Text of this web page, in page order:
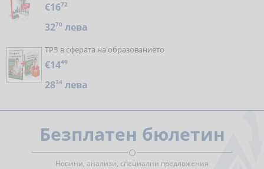
€1672
3270 лева
ТРЗ в сферата на образованието
€1449
2834 лева
Безплатен бюлетин
Новини, анализи, специални предложения